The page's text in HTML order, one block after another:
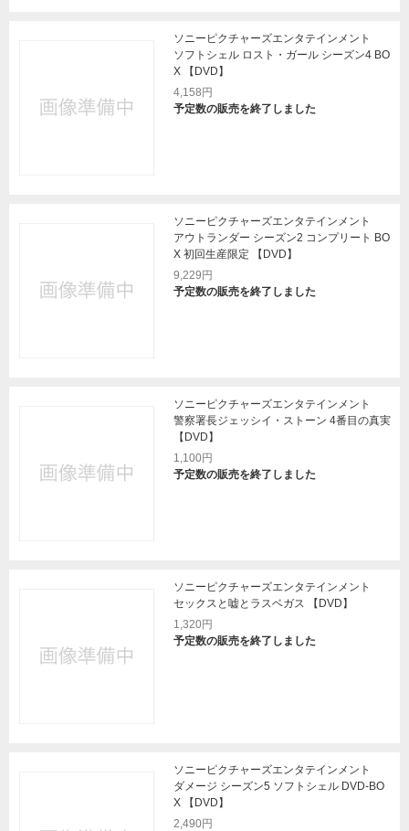
ソニーピクチャーズエンタテインメント
ソフトシェル ロスト・ガール シーズン4 BO
X 【DVD】
4,158円
予定数の販売を終了しました
ソニーピクチャーズエンタテインメント
アウトランダー シーズン2 コンプリート BO
X 初回生産限定 【DVD】
9,229円
予定数の販売を終了しました
ソニーピクチャーズエンタテインメント
警察署長ジェッシイ・ストーン 4番目の真実
【DVD】
1,100円
予定数の販売を終了しました
ソニーピクチャーズエンタテインメント
セックスと嘘とラスベガス 【DVD】
1,320円
予定数の販売を終了しました
ソニーピクチャーズエンタテインメント
ダメージ シーズン5 ソフトシェル DVD-BO
X 【DVD】
2,490円